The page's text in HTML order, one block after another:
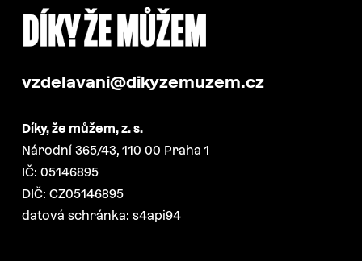
vzdelavani@dikyzemuzem.cz
Díky, že můžem, z. s.
Národní 365/43, 110 00 Praha 1
IČ: 05146895
DIČ: CZ05146895
datová schránka: s4api94